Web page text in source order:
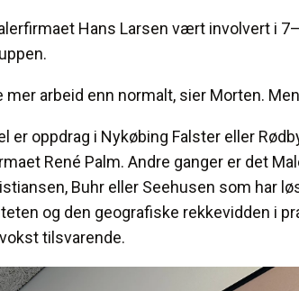
Hans Larsen vært involvert i
arbeid enn normalt, sier Morten.
er oppdrag i Nykøbing Falster eller
René Palm. Andre ganger er det
Buhr eller Seehusen som har
og den geografiske rekkevidden i
tilsvarende.